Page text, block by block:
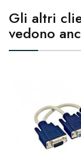
Gli altri
vedono